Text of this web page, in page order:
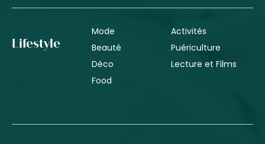
Lifestyle
Mode
Beauté
Déco
Food
Activités
Puériculture
Lecture et Films